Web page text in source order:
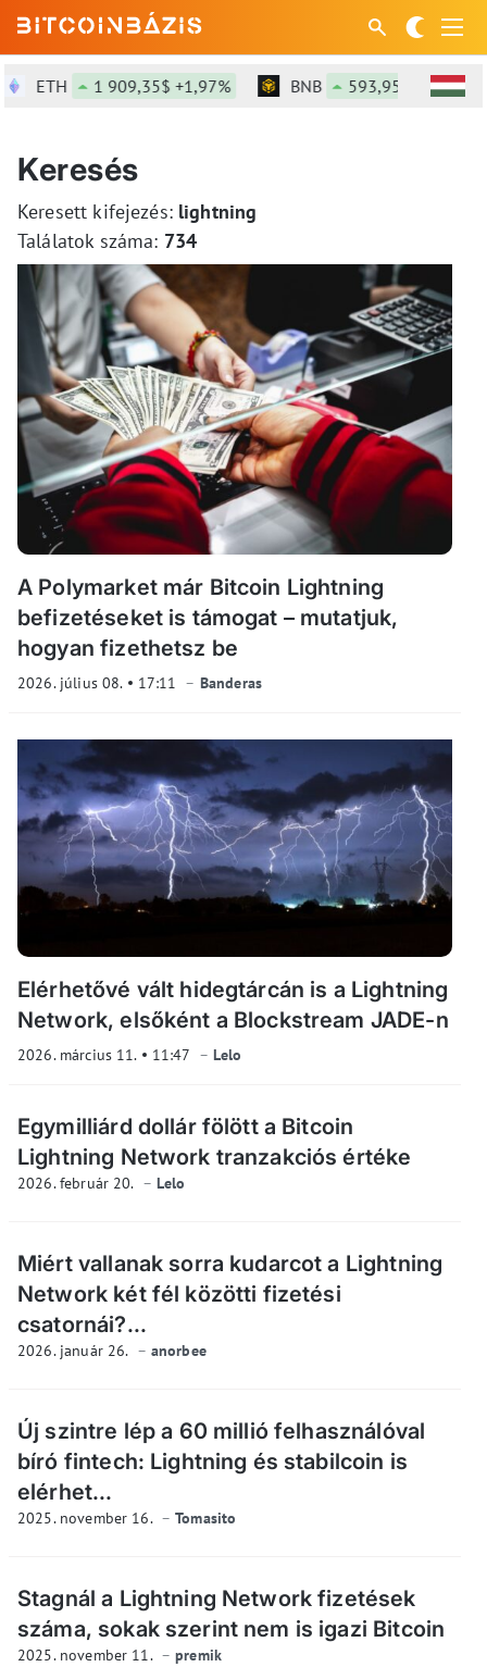
ETH 1 909,35$ +1,97% BNB 593,95$ +0,11%
Keresés
Keresett kifejezés: lightning
Találatok száma: 734
A Polymarket már Bitcoin Lightning
befizetéseket is támogat – mutatjuk,
hogyan fizethetsz be
2026. július 08. 17:11 Banderas
Elérhetővé vált hidegtárcán is a Lightning
Network, elsőként a Blockstream JADE-n
2026. március 11. 11:47 Lelo
Egymilliárd dollár fölött a Bitcoin
Lightning Network tranzakciós értéke
2026. február 20. Lelo
Miért vallanak sorra kudarcot a Lightning
Network két fél közötti fizetési
csatornái?...
2026. január 26. anorbee
Új szintre lép a 60 millió felhasználóval
bíró fintech: Lightning és stabilcoin is
elérhet...
2025. november 16. Tomasito
Stagnál a Lightning Network fizetések
száma, sokak szerint nem is igazi Bitcoin
2025. november 11. premik